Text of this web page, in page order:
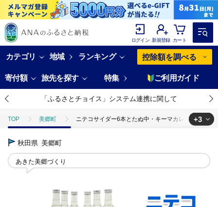
ログイン 新規登録 カート
カテゴリ 地域 ランキング 控除額を調べる
寄付額 旅先を探す 特集 ご利用ガイド
「ふるさとチョイス」システム連携に関して
TOP 美郷町
ニテコサイダー6本とたぬ中・キーマカレーのセット
TOP
加工食品
TOP
飲料（酒以外） ほかのソフトドリンク
+3
あきた美郷づくり
秋田県 美郷町